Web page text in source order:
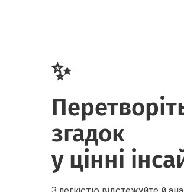
✨
згадок
у цінні